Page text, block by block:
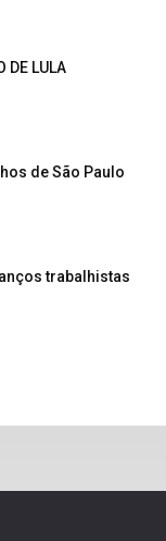
DE LULA
de São Paulo
trabalhistas